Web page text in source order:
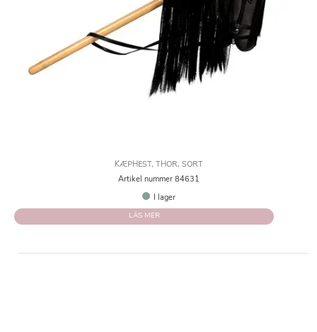
KÆPHEST, THOR, SORT
Artikel nummer 84631
I lager
LÄS MER